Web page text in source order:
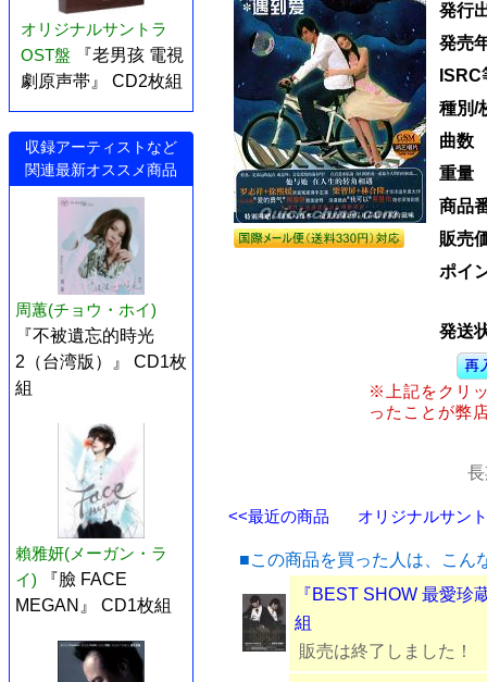
オリジナルサントラ
OST盤
『老男孩 電視
劇原声帯』 CD2枚組
収録アーティストなど
関連最新オススメ商品
周蕙(チョウ・ホイ)
『不被遺忘的時光
2（台湾版）』 CD1枚
組
賴雅妍(メーガン・ラ
イ)
『臉 FACE
MEGAN』 CD1枚組
発行
発売
ISRC
種別/
曲数
重量
商品
販売
ポイ
発送
※上記をクリ
ったことが弊
<<最近の商品 オリジナルサン
■この商品を買った人は、こん
『BEST SHOW 最愛珍
組
販売は終了しました！